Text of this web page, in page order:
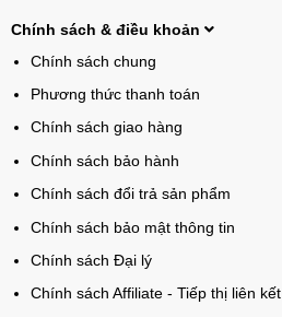
Chính sách & điều khoản
Chính sách chung
Phương thức thanh toán
Chính sách giao hàng
Chính sách bảo hành
Chính sách đổi trả sản phẩm
Chính sách bảo mật thông tin
Chính sách Đại lý
Chính sách Affiliate - Tiếp thị liên kết